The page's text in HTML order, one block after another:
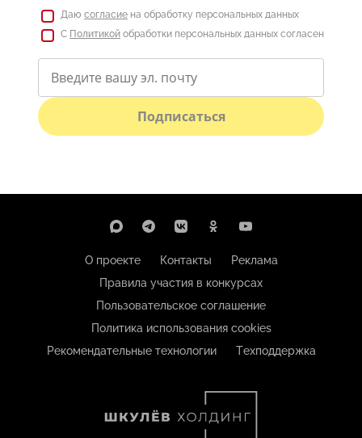
Даю согласие на обработку персональных данных
С Политикой обработки персональных данных согласен
Подписаться
О проекте Контакты
Реклама
Правила участия в конкурсах
Пользовательское соглашение
Политика использования cookies
Рекомендательные технологии
Техподдержка